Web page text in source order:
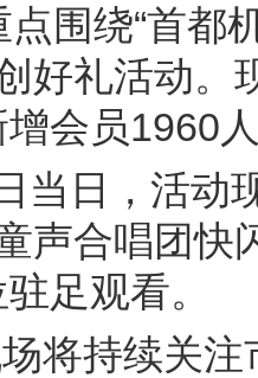
点围绕“首都
好礼活动
会员1960
当日，活动
声合唱团
足观看。
将持续关